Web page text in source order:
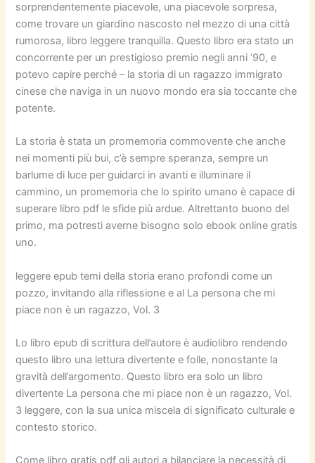
sorprendentemente piacevole, una piacevole sorpresa,
come trovare un giardino nascosto nel mezzo di una città
rumorosa, libro leggere tranquilla. Questo libro era stato un
concorrente per un prestigioso premio negli anni ’90, e
potevo capire perché – la storia di un ragazzo immigrato
cinese che naviga in un nuovo mondo era sia toccante che
potente.
La storia è stata un promemoria commovente che anche
nei momenti più bui, c’è sempre speranza, sempre un
barlume di luce per guidarci in avanti e illuminare il
cammino, un promemoria che lo spirito umano è capace di
superare libro pdf le sfide più ardue. Altrettanto buono del
primo, ma potresti averne bisogno solo ebook online gratis
uno.
leggere epub temi della storia erano profondi come un
pozzo, invitando alla riflessione e al La persona che mi
piace non è un ragazzo, Vol. 3
Lo libro epub di scrittura dell’autore è audiolibro rendendo
questo libro una lettura divertente e folle, nonostante la
gravità dell’argomento. Questo libro era solo un libro
divertente La persona che mi piace non è un ragazzo, Vol.
3 leggere, con la sua unica miscela di significato culturale e
contesto storico.